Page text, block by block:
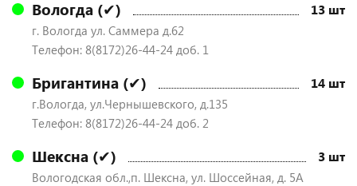
Вологда (✔) 13 шт
г. Вологда ул. Саммера д.62
Телефон: 8(8172)26-44-24 доб. 1
Бригантина (✔) 14 шт
г.Вологда, ул.Чернышевского, д.135
Телефон: 8(8172)26-44-24 доб. 2
Шексна (✔) 3 шт
Вологодская обл.,п. Шексна, ул. Шоссейная, д. 5А